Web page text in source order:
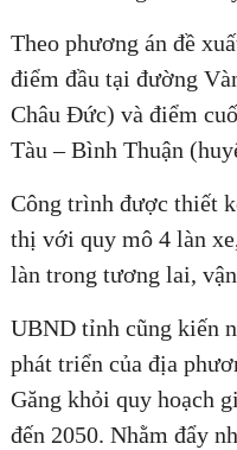
Theo phương án đề
điểm đầu tại đường
Châu Đức) và điểm
Tàu – Bình Thuận
Công trình được thiết
thị với quy mô 4 làn
làn trong tương lai,
UBND tỉnh cũng kiến
phát triển của địa
Găng khỏi quy hoạch
đến 2050. Nhằm đẩy
ĐĂNG KÝ
Đăng ký tư vấn
0835182528